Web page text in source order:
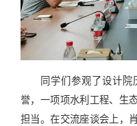
同学们参观了设计
誉，一项项水利工程、生
担当。在交流座谈会上，